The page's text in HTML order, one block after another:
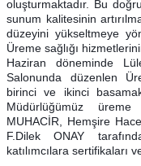
oluşturmaktadır. Bu
sunum kalitesinin
düzeyini yükseltmeye
Üreme sağlığı
Haziran döneminde
Salonunda düzenlen
birinci ve ikinci
Müdürlüğümüz
MUHACİR, Hemşire
F.Dilek ONAY
katılımcılara sertifikaları